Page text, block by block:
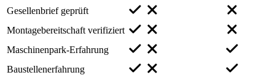
Gesellenbrief geprüft
Montagebereitschaft verifiziert
Maschinenpark-Erfahrung
Baustellenerfahrung